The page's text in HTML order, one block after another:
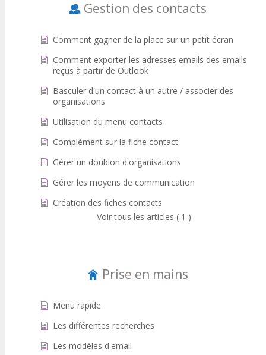
Gestion des contacts
Comment gagner de la place sur un petit écran
Comment exporter les adresses emails des emails
reçus à partir de Outlook
Basculer d'un contact à un autre / associer des
organisations
Utilisation du menu contacts
Complément sur la fiche contact
Gérer un doublon d'organisations
Gérer les moyens de communication
Création des fiches contacts
Voir tous les articles ( 1 )
Prise en mains
Menu rapide
Les différentes recherches
Les modèles d'email